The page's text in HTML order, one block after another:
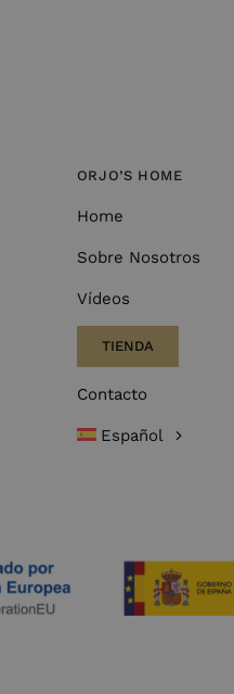
ORJO’S HOME
Home
Sobre Nosotros
Vídeos
TIENDA
Contacto
Español